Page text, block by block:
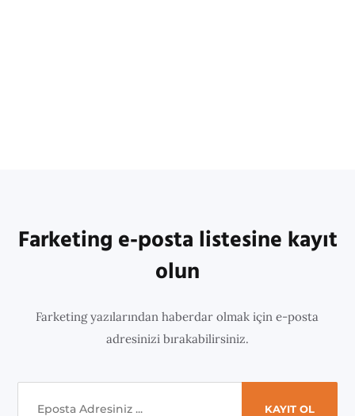
Farketing e-posta listesine kayıt
olun
Farketing yazılarından haberdar olmak için e-posta
adresinizi bırakabilirsiniz.